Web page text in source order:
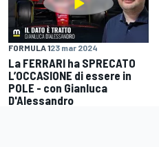
FORMULA 123 mar 2024
La FERRARI ha SPRECATO
L’OCCASIONE di essere in
POLE - con Gianluca
D'Alessandro